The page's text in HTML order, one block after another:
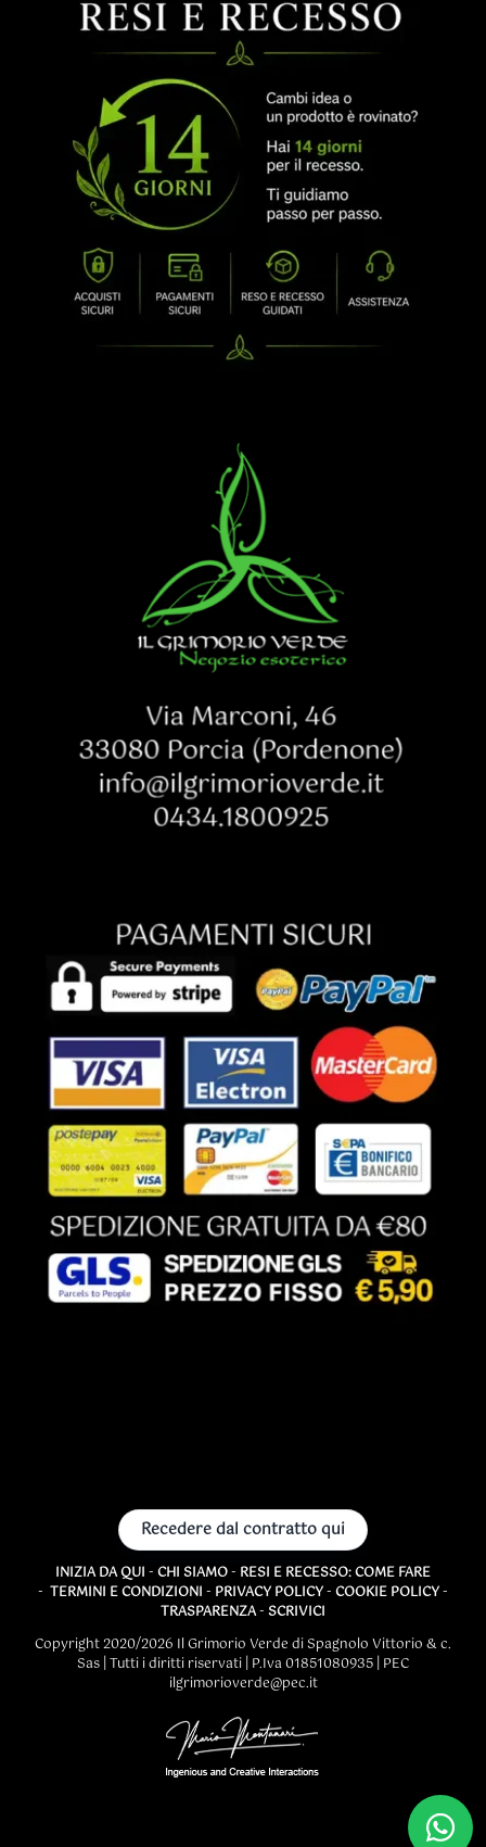
Recedere dal contratto qui
INIZIA DA QUI - CHI SIAMO- RESI E RECESSO: COME FARE
- TERMINI E CONDIZIONI - PRIVACY POLICY- COOKIE POLICY-
TRASPARENZA- SCRIVICI
Copyright 2020/2026 Il Grimorio Verde di Spagnolo Vittorio & c.
Sas | Tutti i diritti riservati | P.Iva 01851080935 | PEC
ilgrimorioverde@pec.it